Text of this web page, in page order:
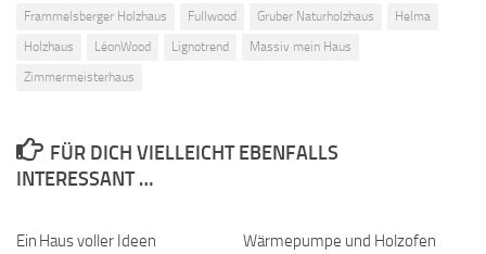
Frammelsberger Holzhaus
Fullwood Gruber Naturholzhaus
Helma
Holzhaus
LéonWood Lignotrend
Massiv mein Haus
Zimmermeisterhaus
FÜR DICH VIELLEICHT EBENFALLS
INTERESSANT …
Ein Haus voller Ideen
Wärmepumpe und Holzofen